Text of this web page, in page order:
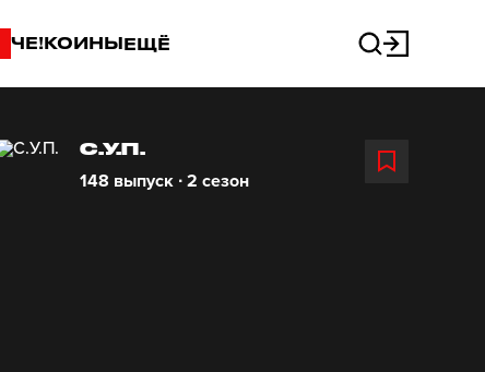
ЧЕ!КОИНЫЕЩЁ
С.У.П.
148 выпуск ∙ 2 сезон